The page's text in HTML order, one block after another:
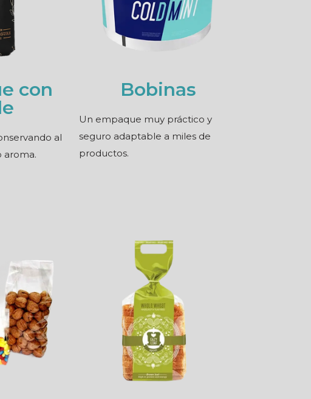
con
al
aroma.
Bobinas
Un empaque muy práctico y
seguro adaptable a miles de
productos.